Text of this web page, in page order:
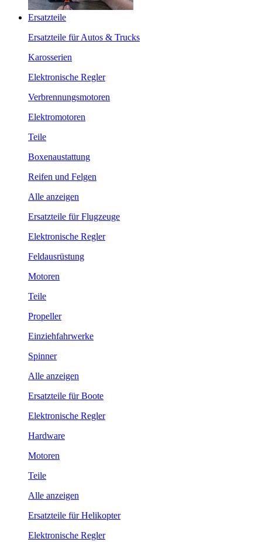
Ersatzteile
Ersatzteile für Autos & Trucks
Karosserien
Elektronische Regler
Verbrennungsmotoren
Elektromotoren
Teile
Boxenaustattung
Reifen und Felgen
Alle anzeigen
Ersatzteile für Flugzeuge
Elektronische Regler
Feldausrüstung
Motoren
Teile
Propeller
Einziehfahrwerke
Spinner
Alle anzeigen
Ersatzteile für Boote
Elektronische Regler
Hardware
Motoren
Teile
Alle anzeigen
Ersatzteile für Helikopter
Elektronische Regler